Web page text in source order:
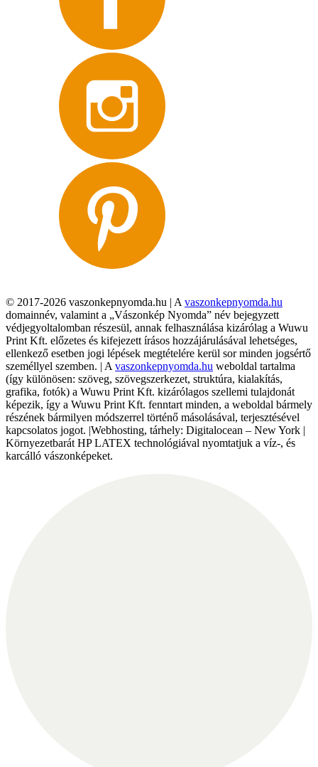
© 2017-2026 vaszonkepnyomda.hu | A vaszonkepnyomda.hu
domainnév, valamint a „Vászonkép Nyomda” név bejegyzett
védjegyoltalomban részesül, annak felhasználása kizárólag a Wuwu
Print Kft. előzetes és kifejezett írásos hozzájárulásával lehetséges,
ellenkező esetben jogi lépések megtételére kerül sor minden jogsértő
személlyel szemben. | A vaszonkepnyomda.hu weboldal tartalma
(így különösen: szöveg, szövegszerkezet, struktúra, kialakítás,
grafika, fotók) a Wuwu Print Kft. kizárólagos szellemi tulajdonát
képezik, így a Wuwu Print Kft. fenntart minden, a weboldal bármely
részének bármilyen módszerrel történő másolásával, terjesztésével
kapcsolatos jogot. |Webhosting, tárhely: Digitalocean – New York |
Környezetbarát HP LATEX technológiával nyomtatjuk a víz-, és
karcálló vászonképeket.